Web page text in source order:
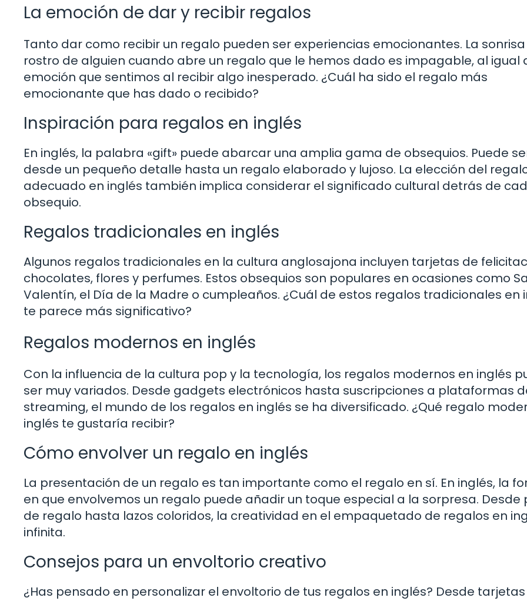
La emoción de dar y recibir regalos
Tanto dar como recibir un regalo pueden ser experiencias emocionantes. La
rostro de alguien cuando abre un regalo que le hemos dado es impagable, al igual
emoción que sentimos al recibir algo inesperado. ¿Cuál ha sido el regalo más
emocionante que has dado o recibido?
Inspiración para regalos en inglés
En inglés, la palabra «gift» puede abarcar una amplia gama de obsequios. Puede
desde un pequeño detalle hasta un regalo elaborado y lujoso. La elección del
adecuado en inglés también implica considerar el significado cultural detrás de
obsequio.
Regalos tradicionales en inglés
Algunos regalos tradicionales en la cultura anglosajona incluyen tarjetas de
chocolates, flores y perfumes. Estos obsequios son populares en ocasiones como
Valentín, el Día de la Madre o cumpleaños. ¿Cuál de estos regalos tradicionales en
te parece más significativo?
Regalos modernos en inglés
Con la influencia de la cultura pop y la tecnología, los regalos modernos en inglés
ser muy variados. Desde gadgets electrónicos hasta suscripciones a plataformas
streaming, el mundo de los regalos en inglés se ha diversificado. ¿Qué regalo
inglés te gustaría recibir?
Cómo envolver un regalo en inglés
La presentación de un regalo es tan importante como el regalo en sí. En inglés, la
en que envolvemos un regalo puede añadir un toque especial a la sorpresa. Desde
de regalo hasta lazos coloridos, la creatividad en el empaquetado de regalos en
infinita.
Consejos para un envoltorio creativo
¿Has pensado en personalizar el envoltorio de tus regalos en inglés? Desde tarjetas